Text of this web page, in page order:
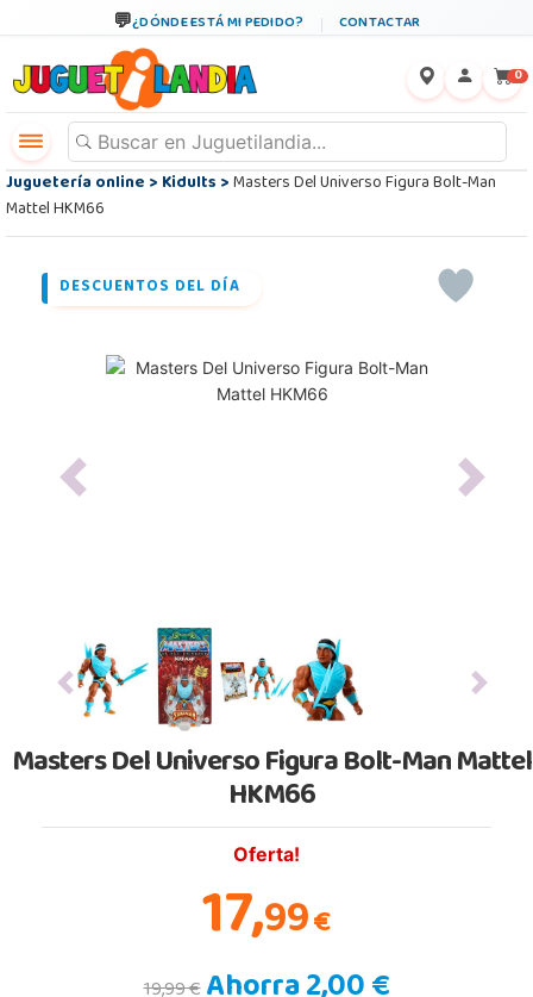
¿DÓNDE ESTÁ MI PEDIDO? CONTACTAR
0
Juguetería online>Kidults>Masters Del Universo Figura Bolt-Man
Mattel HKM66
DESCUENTOS DEL DÍA
Previous Next
Previous Next
Masters Del Universo Figura Bolt-Man Mattel
HKM66
Oferta!
17,99€